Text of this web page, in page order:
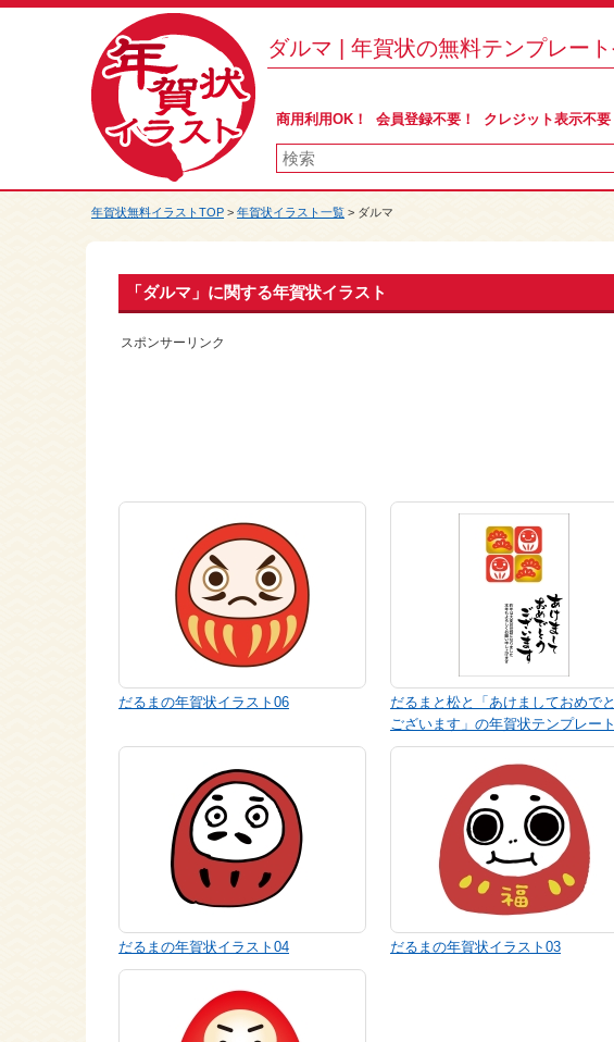
ダルマ | 年賀状の無料テンプレー
商用利用OK！ 会員登録不要！ クレジット表示不要
年賀状無料イラストTOP > 年賀状イラスト一覧 > ダルマ
「ダルマ」に関する年賀状イラスト
スポンサーリンク
だるまの年賀状イラスト06
だるまと松と「あけましておめで
ございます」の年賀状テンプレート
だるまの年賀状イラスト04 だるまの年賀状イラスト03